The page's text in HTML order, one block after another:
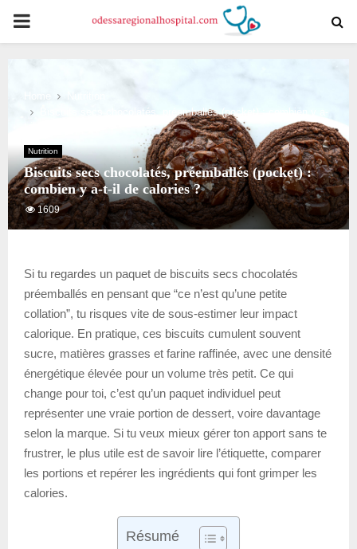
PRIMARY
Biscuits secs chocolatés, préemballés (pocket) : combien y a-
Nutrition
Biscuits secs chocolatés, préemballés (pocket) :
combien y a-t-il de calories ?
1609
Si tu regardes un paquet de biscuits secs chocolatés
préemballés en pensant que “ce n’est qu’une petite
collation”, tu risques vite de sous-estimer leur impact
calorique. En pratique, ces biscuits cumulent souvent
sucre, matières grasses et farine raffinée, avec une densité
énergétique élevée pour un volume très petit. Ce qui
change pour toi, c’est qu’un paquet individuel peut
représenter une vraie portion de dessert, voire davantage
selon la marque. Si tu veux mieux gérer ton apport sans te
frustrer, le plus utile est de savoir lire l’étiquette, comparer
les portions et repérer les ingrédients qui font grimper les
calories.
Résumé